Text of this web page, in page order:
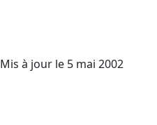
Mis à jour le 5 mai 2002